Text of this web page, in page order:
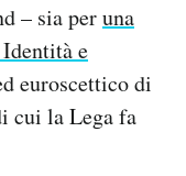
– sia peruna
e
euroscettico di
cui la Lega fa